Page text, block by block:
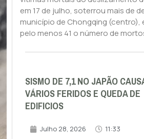
em 17 de julho, soterrou mais de
município de Chongqing (centro),
pelo menos 41 o número de
SISMO DE 7,1 NO JAPÃO
VÁRIOS FERIDOS E QUEDA DE
EDIFICIOS
Julho 28, 2026 11:33